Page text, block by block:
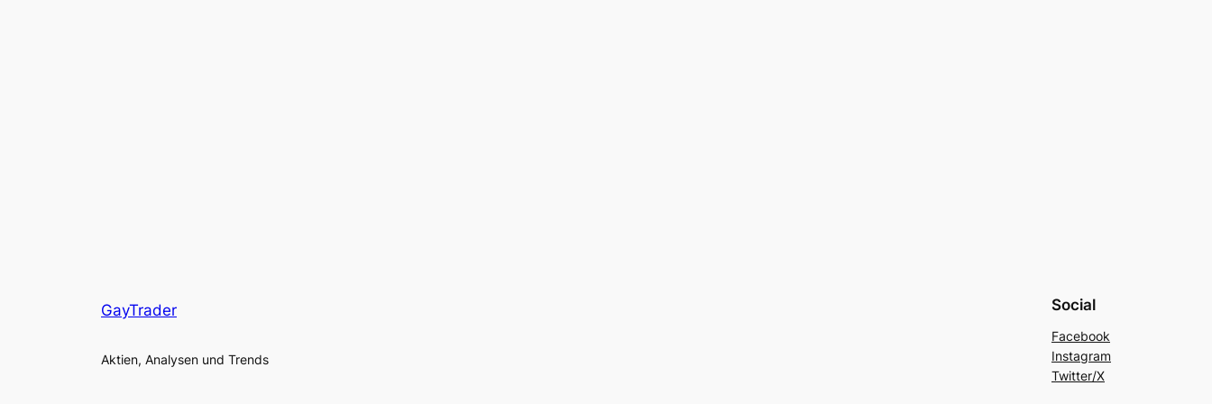
GayTrader
Aktien, Analysen und Trends
Social
Facebook
Instagram
Twitter/X